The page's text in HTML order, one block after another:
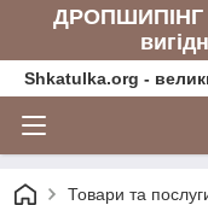
ДРОПШИПІНГ
Shkatulka.org -
Товари та